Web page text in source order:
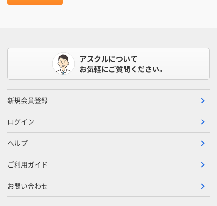
アスクルについて
お気軽にご質問ください。
新規会員登録
ログイン
ヘルプ
ご利用ガイド
お問い合わせ